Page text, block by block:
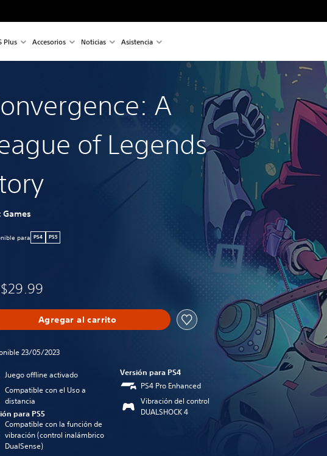
Plus Accesorios Noticias Asistencia
A
of Legends
Games
para PS4 PS5
Agregar al carrito
23/05/2023
Juego offline activado
Compatible con el Uso a
distancia
para PS5
Compatible con la función de
vibración (control inalámbrico
DualSense)
Versión para PS4
PS4 Pro Enhanced
Vibración del control
DUALSHOCK 4